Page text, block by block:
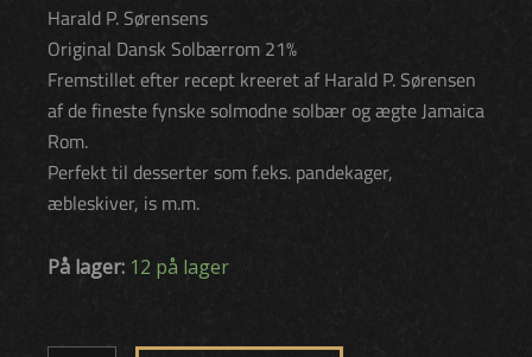
Harald P. Sørensens
Original Dansk Solbærrom 21%
Fremstillet efter recept kreeret af Harald P. Sørensen
af de fineste fynske solmodne solbær og ægte Jamaica
Rom.
Perfekt til desserter som f.eks. pandekager,
æbleskiver, is m.m.
På lager: 12 på lager
Original
Dansk